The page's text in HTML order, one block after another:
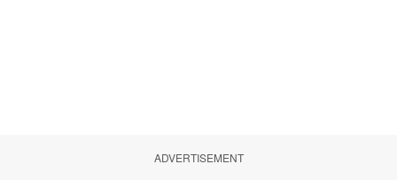
ADVERTISEMENT